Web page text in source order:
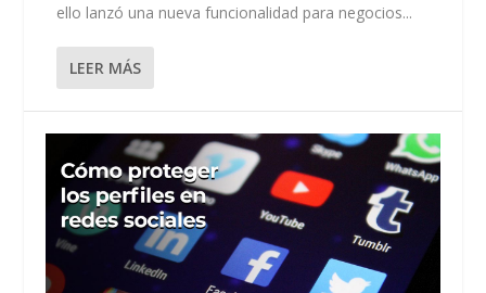
ello lanzó una nueva funcionalidad para negocios...
LEER MÁS